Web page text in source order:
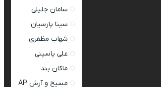
سامان جلیلی
سینا پارسیان
شهاب مظفری
علی یاسینی
ماکان بند
مسیح و آرش AP